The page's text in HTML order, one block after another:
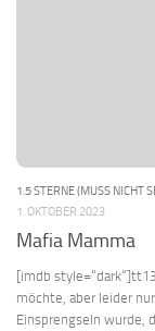
1.5 STERNE (MUSS NICHT
1. OKTOBER 2023
Mafia Mamma
[imdb
möchte, aber leider
Einsprengseln wurde,